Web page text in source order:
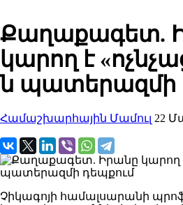
Քաղաքագետ.
կարող է
ն պատերազմի
Համաշխարհային Մամուլ 22
Չիկագոյի համալսարանի